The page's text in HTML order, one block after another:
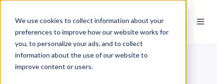
We use cookies to collect information about your
preferences to improve how our website works for
you, to personalize your ads, and to collect
information about the use of our website to
improve content or users.
NL